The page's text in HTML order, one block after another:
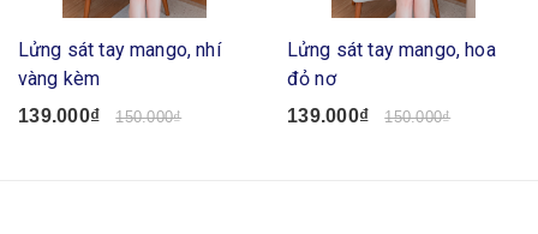
Lửng sát tay mango, nhí
vàng kèm
139.000₫ 150.000₫
Lửng sát tay mango, hoa
đỏ nơ
139.000₫ 150.000₫